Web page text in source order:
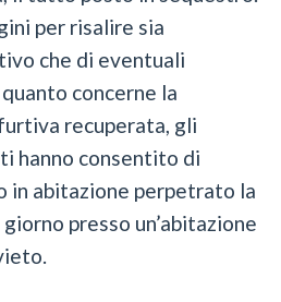
per risalire sia
che di eventuali
concerne la
recuperata, gli
hanno consentito di
in abitazione perpetrato la
presso un’abitazione